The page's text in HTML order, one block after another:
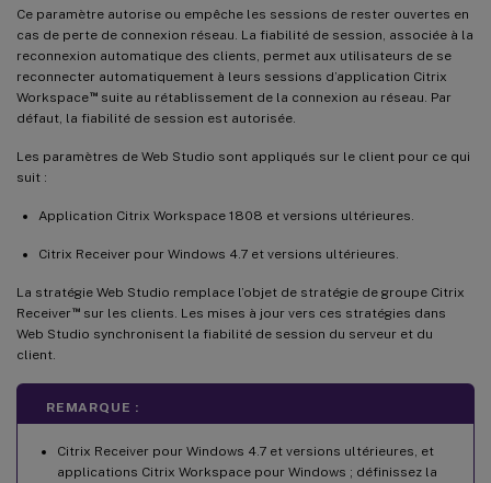
Ce paramètre autorise ou empêche les sessions de rester ouvertes en
cas de perte de connexion réseau. La fiabilité de session, associée à la
reconnexion automatique des clients, permet aux utilisateurs de se
reconnecter automatiquement à leurs sessions d’application Citrix
Workspace™suite au rétablissement de la connexion au réseau. Par
défaut, la fiabilité de session est autorisée.
Les paramètres de Web Studio sont appliqués sur le client pour ce qui
suit :
Application Citrix Workspace 1808 et versions ultérieures.
Citrix Receiver pour Windows 4.7 et versions ultérieures.
La stratégie Web Studio remplace l’objet de stratégie de groupe Citrix
Receiver™sur les clients. Les mises à jour vers ces stratégies dans
Web Studio synchronisent la fiabilité de session du serveur et du
client.
REMARQUE :
Citrix Receiver pour Windows 4.7 et versions ultérieures, et
applications Citrix Workspace pour Windows ; définissez la